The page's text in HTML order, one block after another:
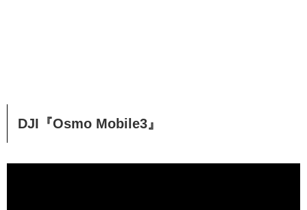
DJI『Osmo Mobile3』